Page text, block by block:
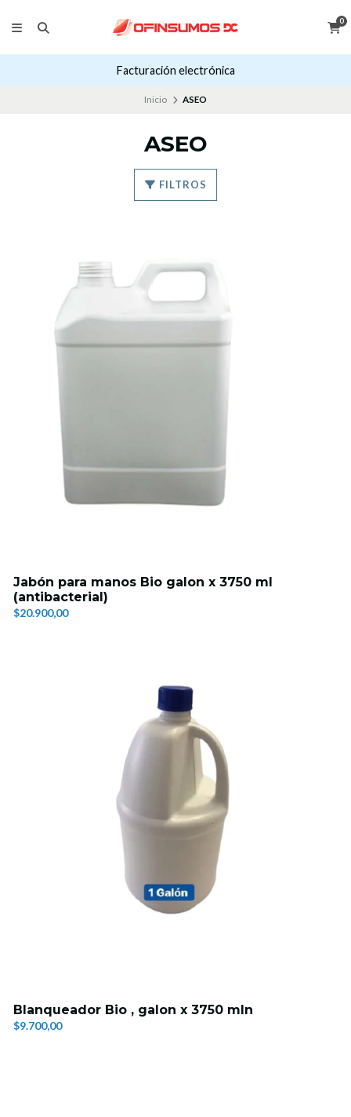
0
Facturación electrónica
Inicio ASEO
ASEO
FILTROS
Jabón para manos Bio galon x 3750 ml
(antibacterial)
$20.900,00
Blanqueador Bio , galon x 3750 mln
$9.700,00